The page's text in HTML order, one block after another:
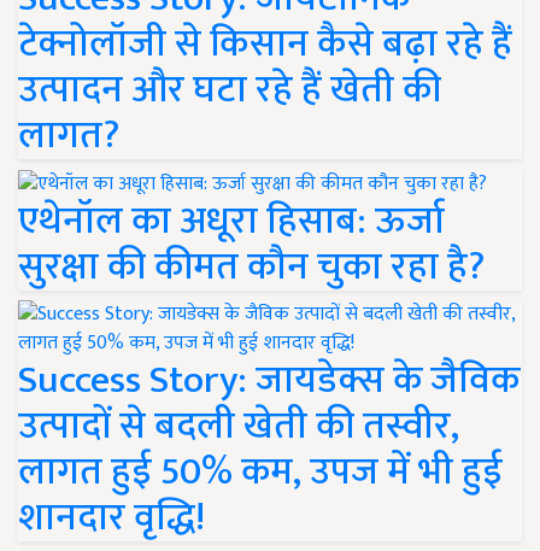
टेक्नोलॉजी से किसान कैसे बढ़ा रहे हैं
उत्पादन और घटा रहे हैं खेती की
लागत?
एथेनॉल का अधूरा हिसाब: ऊर्जा
सुरक्षा की कीमत कौन चुका रहा है?
Success Story: जायडेक्स के जैविक
उत्पादों से बदली खेती की तस्वीर,
लागत हुई 50% कम, उपज में भी हुई
शानदार वृद्धि!